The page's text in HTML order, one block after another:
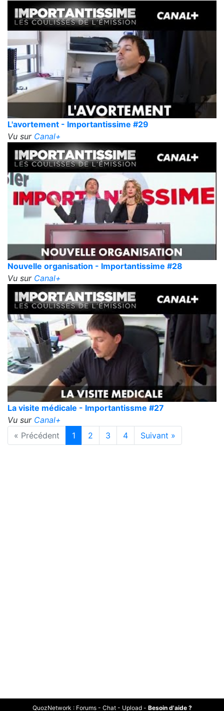
L'avortement - Importantissime #29
Vu sur Canal+
Nouvelle organisation - Importantissime #28
Vu sur Canal+
La visite médicale - Importantissme #27
Vu sur Canal+
« Précédent
1 2 3 4 Suivant »
QuozNetwork : Forums- Chat- Upload- Besoin d'aide ?